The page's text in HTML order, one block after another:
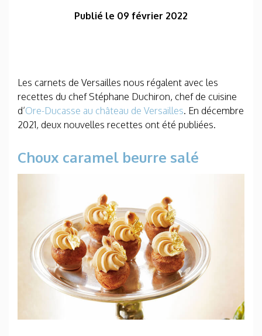
Publié le 09 février 2022
Les carnets de Versailles nous régalent avec les
recettes du chef Stéphane Duchiron, chef de cuisine
d’Ore-Ducasse au château de Versailles. En décembre
2021, deux nouvelles recettes ont été publiées.
Choux caramel beurre salé